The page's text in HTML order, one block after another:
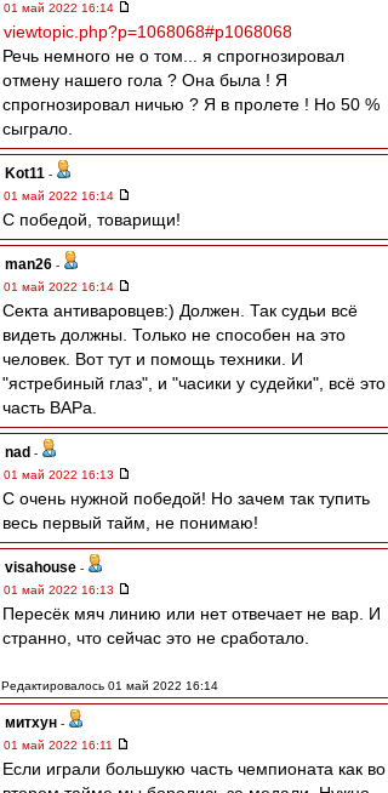
01 май 2022 16:14
viewtopic.php?p=1068068#p1068068
Речь немного не о том... я спрогнозировал
отмену нашего гола ? Она была ! Я
спрогнозировал ничью ? Я в пролете ! Но 50 %
сыграло.
Kot11 -
01 май 2022 16:14
С победой, товарищи!
man26 -
01 май 2022 16:14
Секта антиваровцев:) Должен. Так судьи всё
видеть должны. Только не способен на это
человек. Вот тут и помощь техники. И
"ястребиный глаз", и "часики у судейки", всё это
часть ВАРа.
nad -
01 май 2022 16:13
С очень нужной победой! Но зачем так тупить
весь первый тайм, не понимаю!
visahouse -
01 май 2022 16:13
Пересёк мяч линию или нет отвечает не вар. И
странно, что сейчас это не сработало.
Редактировалось 01 май 2022 16:14
митхун -
01 май 2022 16:11
Если играли большукю часть чемпионата как во